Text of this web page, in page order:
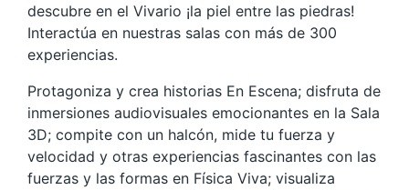
descubre en el Vivario ¡la piel entre las piedras!
Interactúa en nuestras salas con más de 300
experiencias.
Protagoniza y crea historias En Escena; disfruta de
inmersiones audiovisuales emocionantes en la Sala
3D; compite con un halcón, mide tu fuerza y
velocidad y otras experiencias fascinantes con las
fuerzas y las formas en Física Viva; visualiza